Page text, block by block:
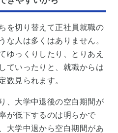
を切り替えて正社員就職の
な人は多くはありません。
ゆっくりしたり、とりあえ
ていったりと、就職からは
数見られます。
、大学中退後の空白期間が
が低下するのは明らかで
大学中退から空白期間があ